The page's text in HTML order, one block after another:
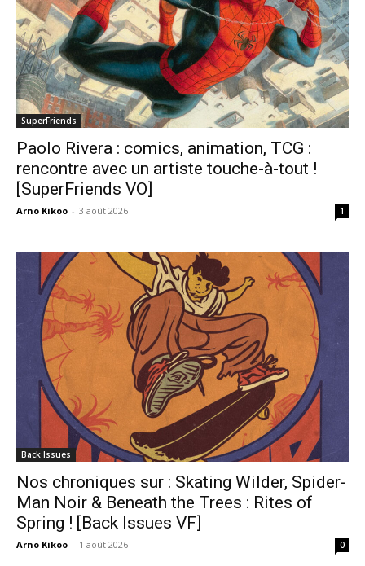
SuperFriends
Paolo Rivera : comics, animation, TCG :
rencontre avec un artiste touche-à-tout !
[SuperFriends VO]
Arno Kikoo - 3 août 2026 1
Back Issues
Nos chroniques sur : Skating Wilder, Spider-
Man Noir & Beneath the Trees : Rites of
Spring ! [Back Issues VF]
Arno Kikoo - 1 août 2026 0